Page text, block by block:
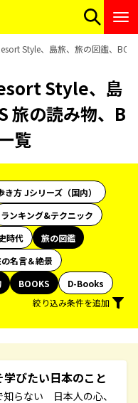
Style、島旅、旅の図鑑、
Style、島
旅の読み物、B
覧
き方 Jシリーズ（国内）
ランキング&テクニック
時代
旅の図鑑
名言＆絶景
BOOKS
D-Books
絞り込み条件を追加
びたい日本のこと
知らない 日本人の心、